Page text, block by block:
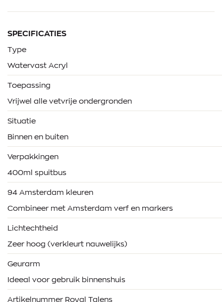
SPECIFICATIES
Type
Watervast Acryl
Toepassing
Vrijwel alle vetvrije ondergronden
Situatie
Binnen en buiten
Verpakkingen
400ml spuitbus
94 Amsterdam kleuren
Combineer met Amsterdam verf en markers
Lichtechtheid
Zeer hoog (verkleurt nauwelijks)
Geurarm
Ideeal voor gebruik binnenshuis
Artikelnummer Royal Talens